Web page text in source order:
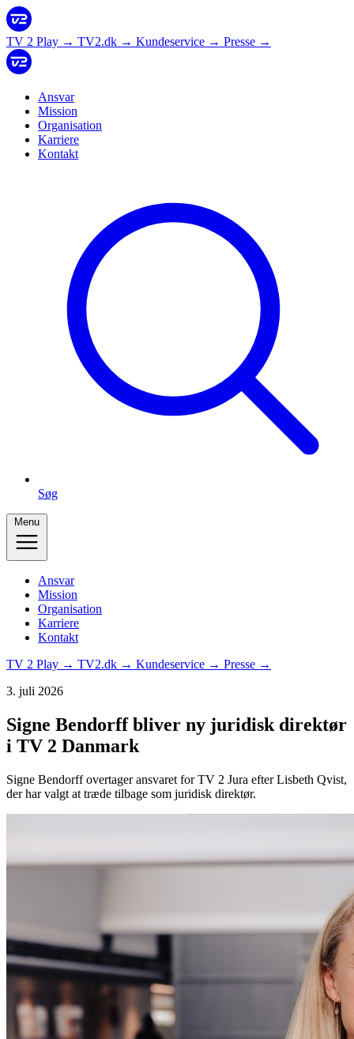
TV 2 Play → TV2.dk → Kundeservice → Presse →
Ansvar
Mission
Organisation
Karriere
Kontakt
Søg
Menu
Ansvar
Mission
Organisation
Karriere
Kontakt
TV 2 Play → TV2.dk → Kundeservice → Presse →
3. juli 2026
Signe Bendorff bliver ny juridisk direktør
i TV 2 Danmark
Signe Bendorff overtager ansvaret for TV 2 Jura efter Lisbeth Qvist,
der har valgt at træde tilbage som juridisk direktør.